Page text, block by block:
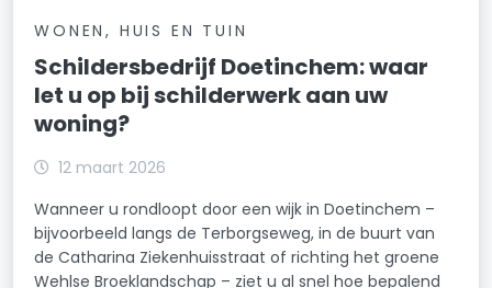
WONEN, HUIS EN TUIN
Schildersbedrijf Doetinchem: waar
let u op bij schilderwerk aan uw
woning?
12 maart 2026
Wanneer u rondloopt door een wijk in Doetinchem –
bijvoorbeeld langs de Terborgseweg, in de buurt van
de Catharina Ziekenhuisstraat of richting het groene
Wehlse Broeklandschap – ziet u al snel hoe bepalend